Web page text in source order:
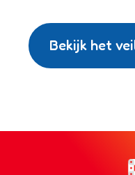
Bekijk het